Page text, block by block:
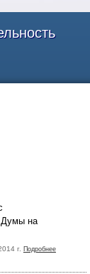
Думы на
г. Подробнее